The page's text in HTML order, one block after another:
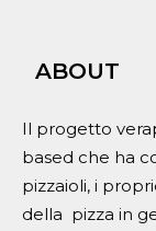
ABOUT
Il progetto
based che ha
pizzaioli, i
della pizza in